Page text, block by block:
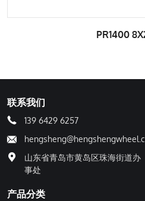
联系我们
139 6429 6257
山东省青岛市黄岛区珠海街道办
事处
产品分类